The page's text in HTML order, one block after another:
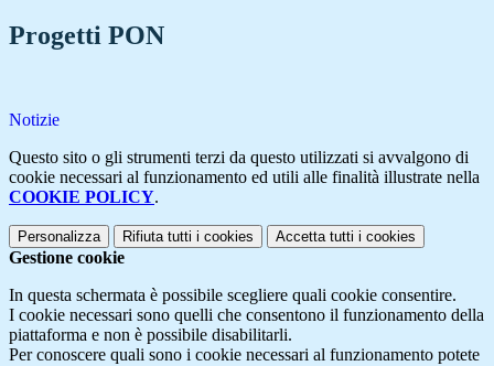
Progetti PON
Notizie
Questo sito o gli strumenti terzi da questo utilizzati si avvalgono di
cookie necessari al funzionamento ed utili alle finalità illustrate nella
COOKIE POLICY.
Personalizza Rifiuta tutti i cookies Accetta tutti i cookies
Gestione cookie
In questa schermata è possibile scegliere quali cookie consentire.
I cookie necessari sono quelli che consentono il funzionamento della
piattaforma e non è possibile disabilitarli.
Per conoscere quali sono i cookie necessari al funzionamento potete